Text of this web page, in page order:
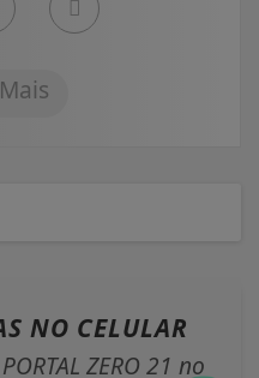
NO CELULAR
ZERO 21 no